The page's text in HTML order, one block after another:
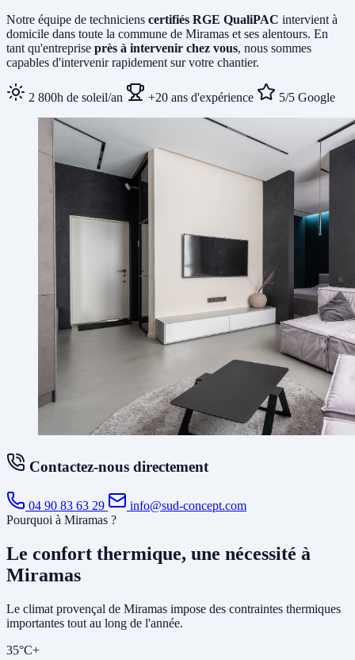
Notre équipe de techniciens certifiés RGE QualiPAC intervient à
domicile dans toute la commune de Miramas et ses alentours. En
tant qu'entreprise près à intervenir chez vous, nous sommes
capables d'intervenir rapidement sur votre chantier.
2 800h de soleil/an +20 ans d'expérience 5/5 Google
Contactez-nous directement
04 90 83 63 29
info@sud-concept.com
Pourquoi à Miramas ?
Le confort thermique, une nécessité à
Miramas
Le climat provençal de Miramas impose des contraintes thermiques
importantes tout au long de l'année.
35°C+